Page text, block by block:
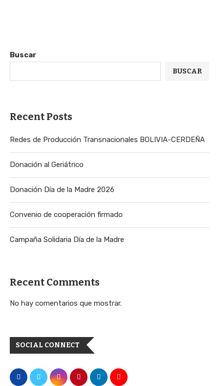
Buscar
BUSCAR
Recent Posts
Redes de Producción Transnacionales BOLIVIA-CERDEÑA
Donación al Geriátrico
Donación Día de la Madre 2026
Convenio de cooperación firmado
Campaña Solidaria Día de la Madre
Recent Comments
No hay comentarios que mostrar.
SOCIAL CONNECT